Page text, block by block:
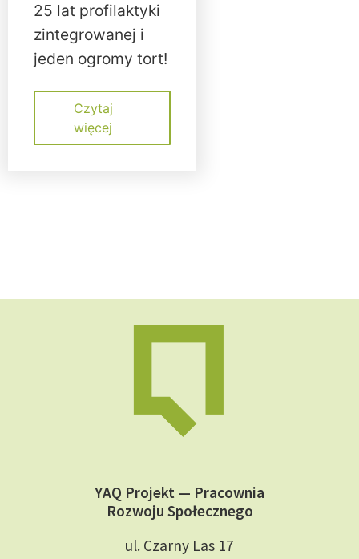
25 lat profilaktyki
zintegrowanej i
jeden ogromy tort!
Czytaj
więcej
YAQ Projekt — Pracownia
Rozwoju Społecznego
ul. Czarny Las 17